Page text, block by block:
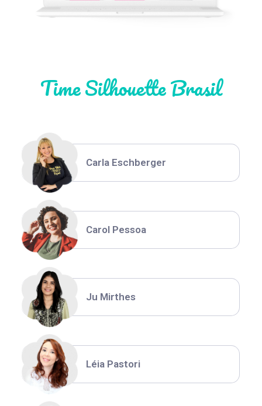
Time Silhouette Brasil
Thiara Ney
Carla Eschberger
Carol Pessoa
Ju Mirthes
Léia Pastori